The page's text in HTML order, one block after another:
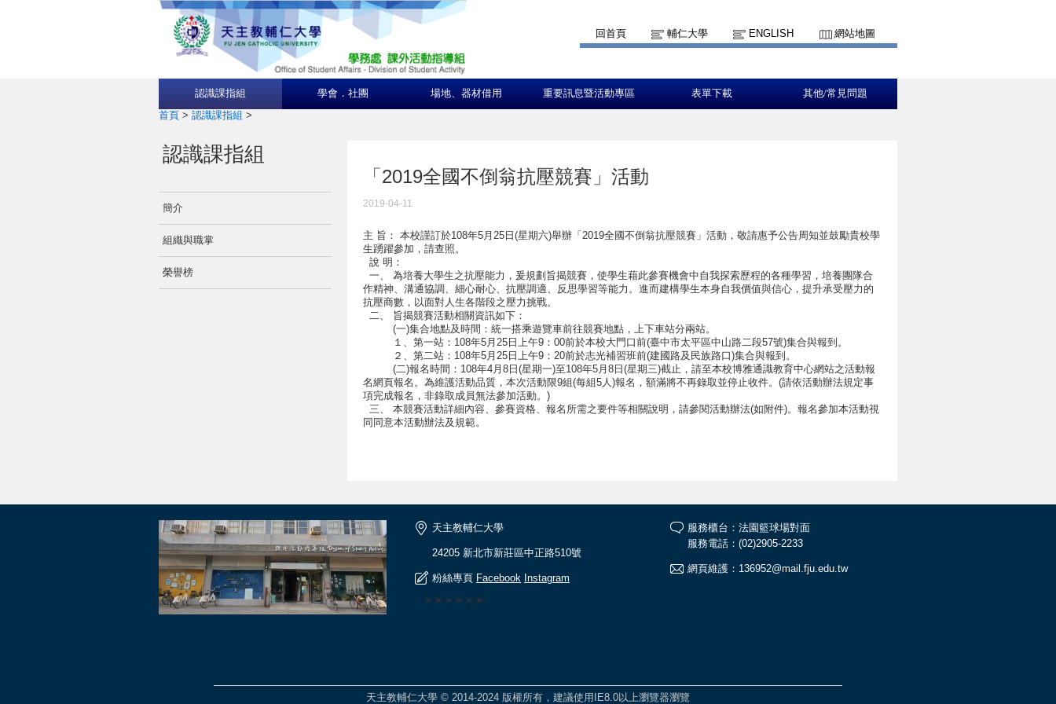
回首頁 輔仁大學 ENGLISH 網站地圖
認識課指組 學會．社團 場地、器材借用 重要訊息暨活動專區 表單下載 其他/常見問題
首頁 > 認識課指組 >
認識課指組
簡介
組織與職掌
榮譽榜
「2019全國不倒翁抗壓競賽」活動
2019-04-11
主 旨： 本校謹訂於108年5月25日(星期六)舉辦「2019全國不倒翁抗壓競賽」活動，敬請惠予公告周知並鼓勵貴校學
生踴躍參加，請查照。
說 明：
一、 為培養大學生之抗壓能力，爰規劃旨揭競賽，使學生藉此參賽機會中自我探索歷程的各種學習，培養團隊合
作精神、溝通協調、細心耐心、抗壓調適、反思學習等能力。進而建構學生本身自我價值與信心，提升承受壓力的
抗壓商數，以面對人生各階段之壓力挑戰。
二、 旨揭競賽活動相關資訊如下：
(一)集合地點及時間：統一搭乘遊覽車前往競賽地點，上下車站分兩站。
１、第一站：108年5月25日上午9：00前於本校大門口前(臺中市太平區中山路二段57號)集合與報到。
２、第二站：108年5月25日上午9：20前於志光補習班前(建國路及民族路口)集合與報到。
(二)報名時間：108年4月8日(星期一)至108年5月8日(星期三)截止，請至本校博雅通識教育中心網站之活動報
名網頁報名。為維護活動品質，本次活動限9組(每組5人)報名，額滿將不再錄取並停止收件。(請依活動辦法規定事
項完成報名，非錄取成員無法參加活動。)
三、 本競賽活動詳細內容、參賽資格、報名所需之要件等相關說明，請參閱活動辦法(如附件)。報名參加本活動視
同同意本活動辦法及規範。
天主教輔仁大學
24205 新北市新莊區中正路510號
粉絲專頁 Facebook Instagram
🎆🎆🎆🎆🎆🎆
服務櫃台：法園籃球場對面
服務電話：(02)2905-2233
網頁維護：136952@mail.fju.edu.tw
天主教輔仁大學 © 2014-2024 版權所有，建議使用IE8.0以上瀏覽器瀏覽